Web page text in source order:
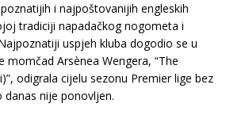
i najpoštovanijih engleskih
tradiciji napadačkog nogometa i
uspjeh kluba dogodio se u
momčad Arsènea Wengera, “The
odigrala cijelu sezonu Premier lige bez
nije ponovljen.